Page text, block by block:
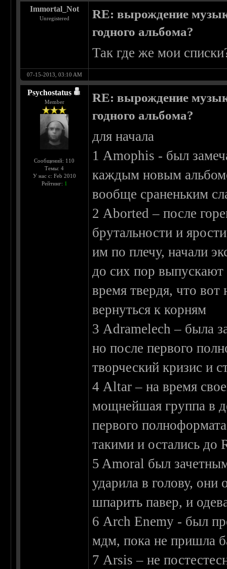
Immortal_Not
Unregistered
RE: вырождение
годного альбома?
Так где же мои
07-15-2013, 03:10 AM
Psychostatus
Member
Сообщений: 110
Темы: 4
У нас с: Feb 2010
Рейтинг: 1
RE: вырождение
годного альбома?
для начала
1 Amophis - был
каждым новым
вообще сраненьким
2 Aborted – после
брутальности и
им по плечу, начали
до сих пор
время твердя, что вот
вернуться к корням
3 Adramelech – была
но после первого
творческий кризис и
4 Altar – на время
мощнейшая группа в
первого
такими и остались до
5 Amoral был
ударила в голову, они
шпарить павер, и
6 Arch Enemy - был
мдм, пока не пришла
7 Arsis – не